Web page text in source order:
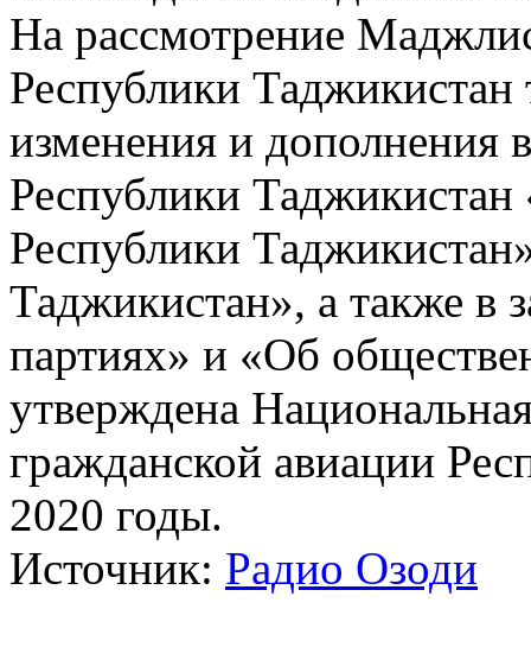
На рассмотрение
Республики
изменения и дополнения
Республики
Республики
Таджикистан», а также в
партиях» и «Об
утверждена
гражданской авиации
2020 годы.
Источник: Радио Озоди